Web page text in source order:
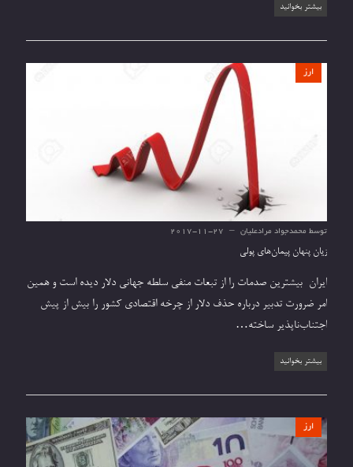
بیشتر بخوانید
ارز
توسط محمدجواد مرادعلیان 2017-11-27
زیان پنهان پیمان‌های پولی
ایران بیشترین صدمات را از تبعات منفی سلطه جهانی دلار دیده ‌است و همین
امر ضرورت تدبیر درباره حذف دلار از چرخه اقتصادی کشور را بیش از پیش
اجتناب‌ناپذیر ساخته…
بیشتر بخوانید
ارز